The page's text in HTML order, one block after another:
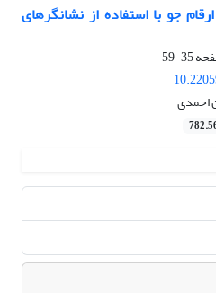
جو با استفاده از نشانگرهای
35-59
احمدی